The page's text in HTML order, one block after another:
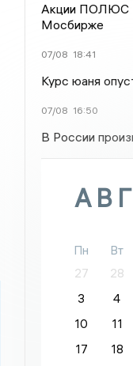
Акции ПОЛЮС
Мосбирже
07/08 18:41
Курс юаня
07/08 16:50
В России
Пн Вт
27
28
3
4
10
11
17
18